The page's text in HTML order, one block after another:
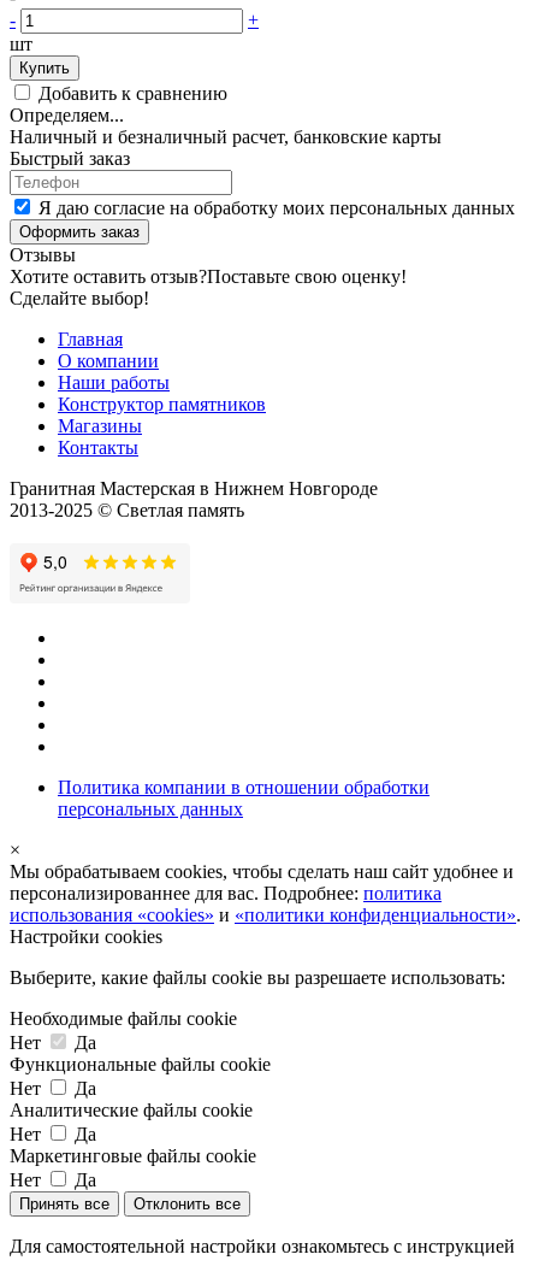
-
+
шт
Купить
Добавить к сравнению
Определяем...
Наличный и безналичный расчет, банковские карты
Быстрый заказ
Я даю согласие на обработку моих персональных данных
Оформить заказ
Отзывы
Хотите оставить отзыв?Поставьте свою оценку!
Сделайте выбор!
Главная
О компании
Наши работы
Конструктор памятников
Магазины
Контакты
Гранитная Мастерская в Нижнем Новгороде
2013-2025 © Светлая память
Политика компании в отношении обработки
персональных данных
×
Мы обрабатываем cookies, чтобы сделать наш сайт удобнее и
персонализированнее для вас. Подробнее: политика
использования «cookies» и «политики конфиденциальности».
Настройки cookies
Выберите, какие файлы cookie вы разрешаете использовать:
Необходимые файлы cookie
Нет
Да
Функциональные файлы cookie
Нет
Да
Аналитические файлы cookie
Нет
Да
Маркетинговые файлы cookie
Нет
Да
Принять все Отклонить все
Для самостоятельной настройки ознакомьтесь с инструкцией